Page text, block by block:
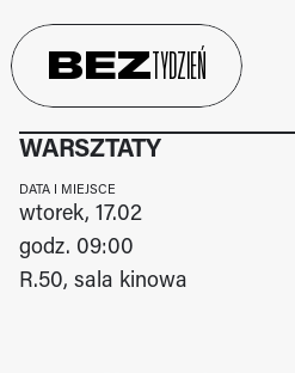
BEZTYDZIEŃ
WARSZTATY
DATA I MIEJSCE
wtorek, 17.02
godz. 09:00
R.50, sala kinowa